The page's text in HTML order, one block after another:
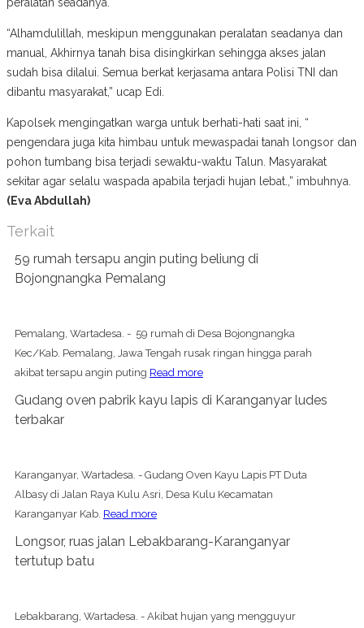
“Alhamdulillah, meskipun menggunakan peralatan seadanya dan
manual, Akhirnya tanah bisa disingkirkan sehingga akses jalan
sudah bisa dilalui. Semua berkat kerjasama antara Polisi TNI dan
dibantu masyarakat,” ucap Edi.
Kapolsek mengingatkan warga untuk berhati-hati saat ini, “
pengendara juga kita himbau untuk mewaspadai tanah longsor dan
pohon tumbang bisa terjadi sewaktu-waktu Talun. Masyarakat
sekitar agar selalu waspada apabila terjadi hujan lebat.,” imbuhnya.
(Eva Abdullah)
Terkait
59 rumah tersapu angin puting beliung di
Bojongnangka Pemalang
Pemalang, Wartadesa. - 59 rumah di Desa Bojongnangka
Kec/Kab. Pemalang, Jawa Tengah rusak ringan hingga parah
akibat tersapu angin puting Read more
Gudang oven pabrik kayu lapis di Karanganyar ludes
terbakar
Karanganyar, Wartadesa. - Gudang Oven Kayu Lapis PT Duta
Albasy di Jalan Raya Kulu Asri, Desa Kulu Kecamatan
Karanganyar Kab. Read more
Longsor, ruas jalan Lebakbarang-Karanganyar
tertutup batu
Lebakbarang, Wartadesa. - Akibat hujan yang mengguyur